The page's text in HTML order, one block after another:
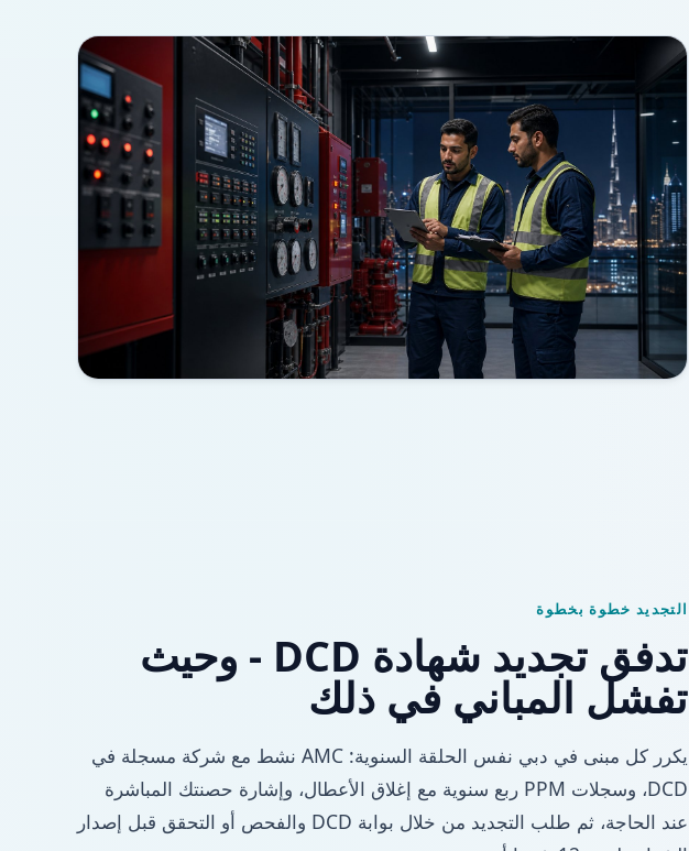
التجديد خطوة بخطوة
تدفق تجديد شهادة DCD - وحيث
تفشل المباني في ذلك
يكرر كل مبنى في دبي نفس الحلقة السنوية: AMC نشط مع شركة مسجلة في
DCD، وسجلات PPM ربع سنوية مع إغلاق الأعطال، وإشارة حصنتك المباشرة
عند الحاجة، ثم طلب التجديد من خلال بوابة DCD والفحص أو التحقق قبل إصدار